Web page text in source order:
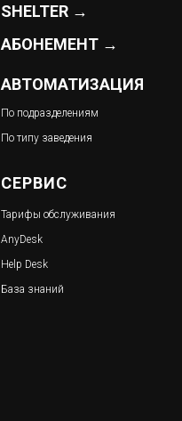
SHELTER →
АБОНЕМЕНТ →
АВТОМАТИЗАЦИЯ
По подразделениям
По типу заведения
СЕРВИС
Тарифы обслуживания
AnyDesk
Help Desk
База знаний